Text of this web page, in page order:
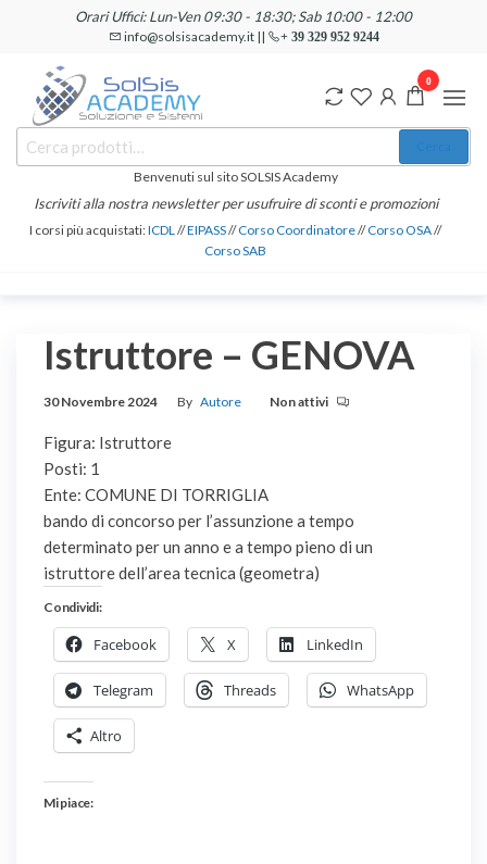
contenuto
Orari Uffici: Lun-Ven 09:30 - 18:30; Sab 10:00 - 12:00
info@solsisacademy.it || + 39 329 952 9244
SOLSIS
Academy
Corsi e
Certificazioni
Linguistiche
Benvenuti sul sito SOLSIS Academy
Iscriviti alla nostra newsletter per usufruire di sconti e promozioni
I corsi più acquistati:ICDL//EIPASS//Corso Coordinatore//Corso OSA//
Corso SAB
0
Istruttore – GENOVA
30 Novembre 2024 By Autore Non attivi
Figura: Istruttore
Posti: 1
Ente: COMUNE DI TORRIGLIA
bando di concorso per l’assunzione a tempo
determinato per un anno e a tempo pieno di un
istruttore dell’area tecnica (geometra)
Condividi:
Facebook X LinkedIn
Telegram Threads WhatsApp
Altro
Mi piace: